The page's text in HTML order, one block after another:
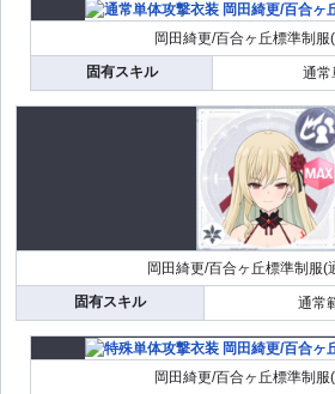
岡田綺更/百合ヶ丘標準制服
固有スキル
通常
岡田綺更/百合ヶ丘標準制服(
固有スキル
通常
岡田綺更/百合ヶ丘標準制服